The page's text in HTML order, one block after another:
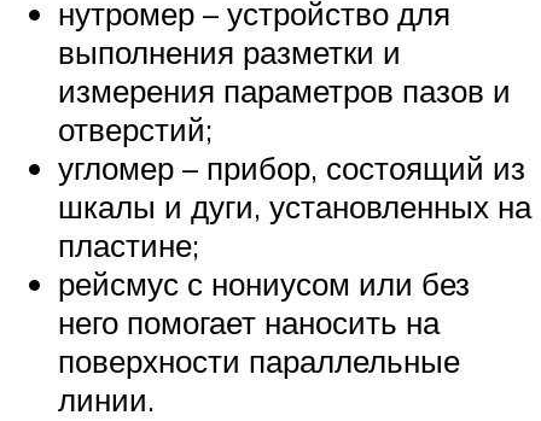
нутромер – устройство для
выполнения разметки и
измерения параметров пазов и
отверстий;
угломер – прибор, состоящий из
шкалы и дуги, установленных на
пластине;
рейсмус с нониусом или без
него помогает наносить на
поверхности параллельные
линии.